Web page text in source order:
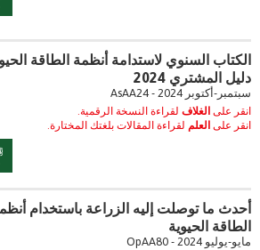
الكتاب السنوي لاستدامة أنظمة الطاقة
دليل المشتري 2024
سبتمبر-أكتوبر 2024 - AsAA24
انقر على الغلاف لقراءة النسخة الرقمية.
انقر على العلم لقراءة المقالات بلغتك المختارة.
أحدث ما توصلت إليه الزراعة باستخدام
الطاقة الحيوية
مايو-يوليو 2024 - OpAA80